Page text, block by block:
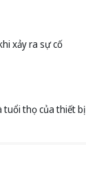
xảy ra sự cố
thọ của thiết